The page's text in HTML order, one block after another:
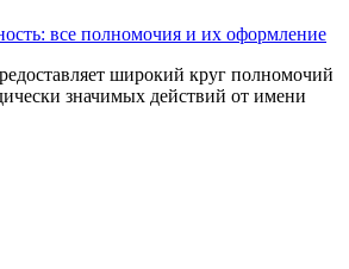
все полномочия и их оформление
широкий круг полномочий
значимых действий от имени